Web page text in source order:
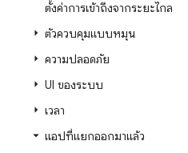
ตั้งค่าการเข้าถึงจากระยะไกล
ตัวควบคุมแบบหมุน
ความปลอดภัย
UI ของระบบ
เวลา
แอปที่แยกออกมาแล้ว